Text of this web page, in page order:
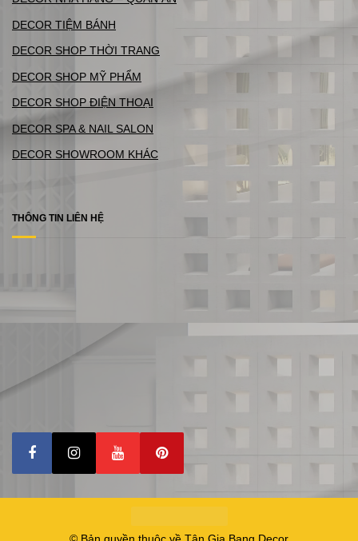
DECOR TIỆM BÁNH
DECOR SHOP THỜI TRANG
DECOR SHOP MỸ PHẨM
DECOR SHOP ĐIỆN THOẠI
DECOR SPA & NAIL SALON
DECOR SHOWROOM KHÁC
THÔNG TIN LIÊN HỆ
© Bản quyền thuộc về Tân Gia Bang Decor